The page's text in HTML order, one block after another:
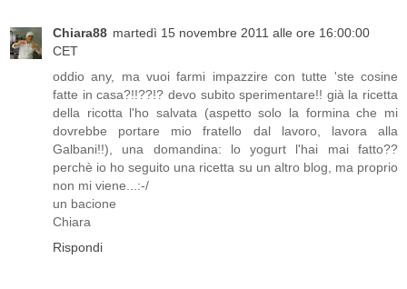
Chiara88 martedì 15 novembre 2011 alle ore 16:00:00
CET
oddio any, ma vuoi farmi impazzire con tutte 'ste cosine
fatte in casa?!!??!? devo subito sperimentare!! già la ricetta
della ricotta l'ho salvata (aspetto solo la formina che mi
dovrebbe portare mio fratello dal lavoro, lavora alla
Galbani!!), una domandina: lo yogurt l'hai mai fatto??
perchè io ho seguito una ricetta su un altro blog, ma proprio
non mi viene...:-/
un bacione
Chiara
Rispondi